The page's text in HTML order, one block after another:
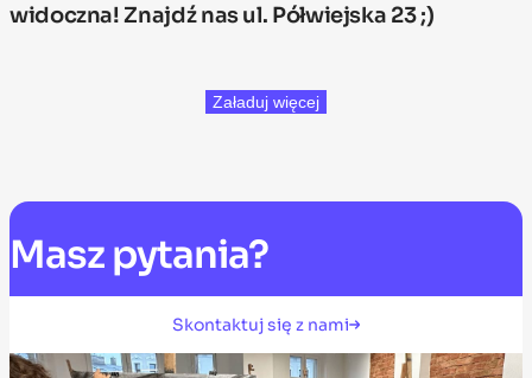
widoczna! Znajdź nas ul. Półwiejska 23 ;)
Załaduj więcej
Masz pytania?
Skontaktuj się z nami